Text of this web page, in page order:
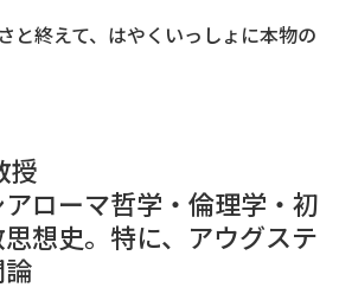
と終えて、はやくいっしょに本物の
授
ローマ哲学・倫理学・初
想史。特に、アウグステ